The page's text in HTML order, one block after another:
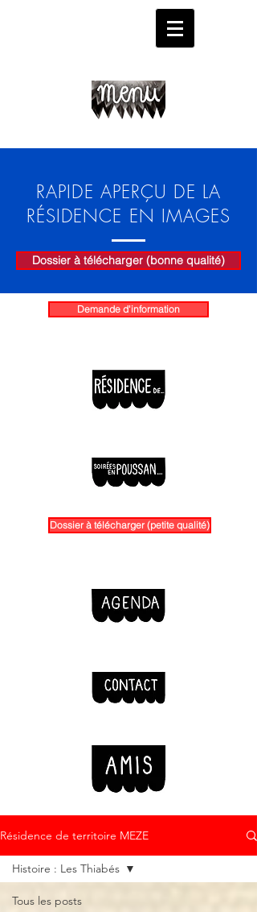
RAPIDE APERÇU DE LA
RÉSIDENCE EN IMAGES
Dossier à télécharger (bonne qualité)
Demande d'information
Dossier à télécharger (petite qualité)
Résidence de territoire MEZE
Tous les posts
Histoire : Les Thiabés